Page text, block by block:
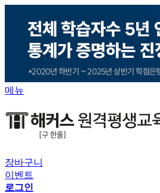
메뉴
장바구니
이벤트
로그인